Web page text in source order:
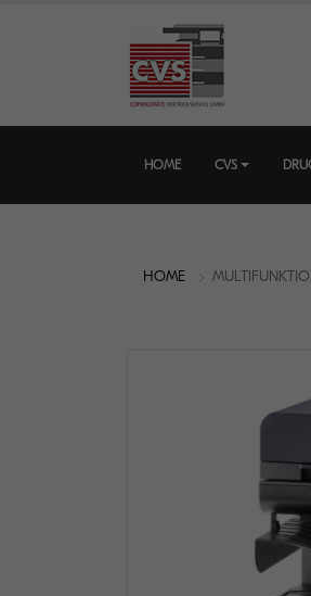
HOME CVS
HOME